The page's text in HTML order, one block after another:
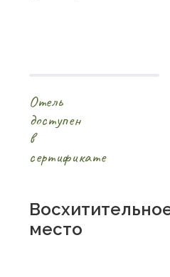
Отель
доступен
в
сертификате
место